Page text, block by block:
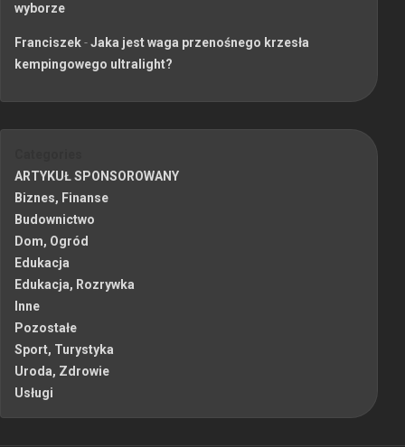
wyborze
Franciszek-Jaka jest waga przenośnego krzesła
kempingowego ultralight?
ARTYKUŁ SPONSOROWANY
Biznes, Finanse
Budownictwo
Dom, Ogród
Edukacja
Edukacja, Rozrywka
Inne
Pozostałe
Sport, Turystyka
Uroda, Zdrowie
Usługi